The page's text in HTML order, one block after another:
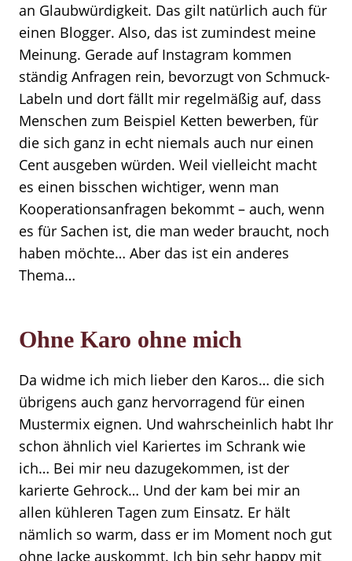
an Glaubwürdigkeit. Das gilt natürlich auch für
einen Blogger. Also, das ist zumindest meine
Meinung. Gerade auf Instagram kommen
ständig Anfragen rein, bevorzugt von Schmuck-
Labeln und dort fällt mir regelmäßig auf, dass
Menschen zum Beispiel Ketten bewerben, für
die sich ganz in echt niemals auch nur einen
Cent ausgeben würden. Weil vielleicht macht
es einen bisschen wichtiger, wenn man
Kooperationsanfragen bekommt – auch, wenn
es für Sachen ist, die man weder braucht, noch
haben möchte… Aber das ist ein anderes
Thema…
Ohne Karo ohne mich
Da widme ich mich lieber den Karos… die sich
übrigens auch ganz hervorragend für einen
Mustermix eignen. Und wahrscheinlich habt Ihr
schon ähnlich viel Kariertes im Schrank wie
ich… Bei mir neu dazugekommen, ist der
karierte Gehrock… Und der kam bei mir an
allen kühleren Tagen zum Einsatz. Er hält
nämlich so warm, dass er im Moment noch gut
ohne Jacke auskommt. Ich bin sehr happy mit